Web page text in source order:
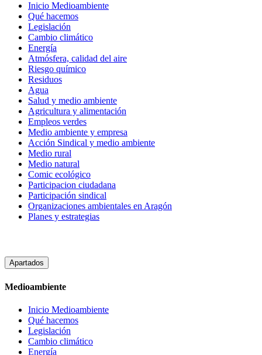
Inicio Medioambiente
Qué hacemos
Legislación
Cambio climático
Energía
Atmósfera, calidad del aire
Riesgo químico
Residuos
Agua
Salud y medio ambiente
Agricultura y alimentación
Empleos verdes
Medio ambiente y empresa
Acción Sindical y medio ambiente
Medio rural
Medio natural
Comic ecológico
Participacion ciudadana
Participación sindical
Organizaciones ambientales en Aragón
Planes y estrategias
Apartados
Medioambiente
Inicio Medioambiente
Qué hacemos
Legislación
Cambio climático
Energía